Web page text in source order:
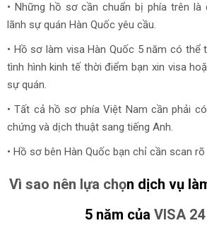
• Những hồ sơ cần chuẩn bị phía trên là
lãnh sự quán Hàn Quốc yêu cầu.
• Hồ sơ làm visa Hàn Quốc 5 năm có thể
tình hình kinh tế thời điểm bạn xin visa
sự quán.
• Tất cả hồ sơ phía Việt Nam cần phải
chứng và dịch thuật sang tiếng Anh.
• Hồ sơ bên Hàn Quốc bạn chỉ cần scan rõ
Vì sao nên lựa chọn dịch vụ
5 năm của VISA 24